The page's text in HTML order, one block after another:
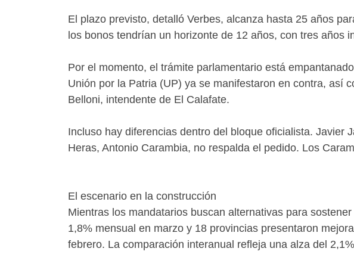
El plazo previsto, detalló Verbes, alcanza hasta 25 años
los bonos tendrían un horizonte de 12 años, con tres años
Por el momento, el trámite parlamentario está
Unión por la Patria (UP) ya se manifestaron en contra, así
Belloni, intendente de El Calafate.
Incluso hay diferencias dentro del bloque oficialista. Javier
Heras, Antonio Carambia, no respalda el pedido. Los
El escenario en la construcción
Mientras los mandatarios buscan alternativas para
1,8% mensual en marzo y 18 provincias presentaron
febrero. La comparación interanual refleja una alza del